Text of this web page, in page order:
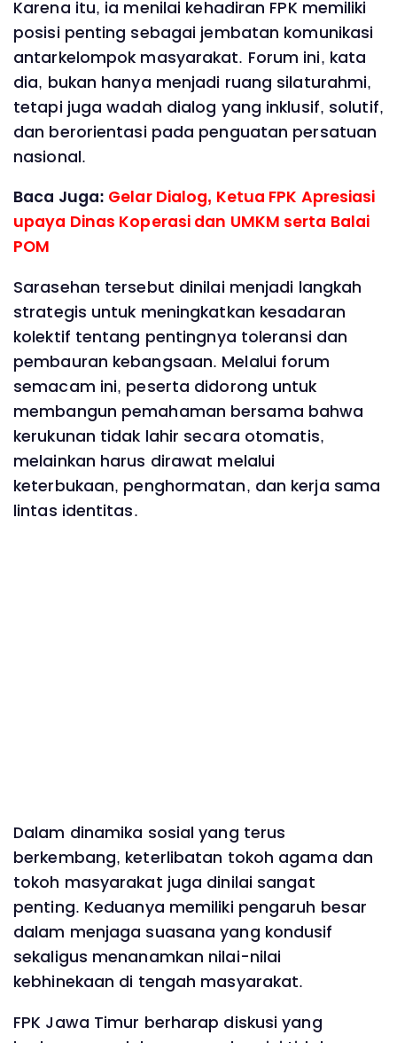
Karena itu, ia menilai kehadiran FPK memiliki
posisi penting sebagai jembatan komunikasi
antarkelompok masyarakat. Forum ini, kata
dia, bukan hanya menjadi ruang silaturahmi,
tetapi juga wadah dialog yang inklusif, solutif,
dan berorientasi pada penguatan persatuan
nasional.
Baca Juga: Gelar Dialog, Ketua FPK Apresiasi
upaya Dinas Koperasi dan UMKM serta Balai
POM
Sarasehan tersebut dinilai menjadi langkah
strategis untuk meningkatkan kesadaran
kolektif tentang pentingnya toleransi dan
pembauran kebangsaan. Melalui forum
semacam ini, peserta didorong untuk
membangun pemahaman bersama bahwa
kerukunan tidak lahir secara otomatis,
melainkan harus dirawat melalui
keterbukaan, penghormatan, dan kerja sama
lintas identitas.
Dalam dinamika sosial yang terus
berkembang, keterlibatan tokoh agama dan
tokoh masyarakat juga dinilai sangat
penting. Keduanya memiliki pengaruh besar
dalam menjaga suasana yang kondusif
sekaligus menanamkan nilai-nilai
kebhinekaan di tengah masyarakat.
FPK Jawa Timur berharap diskusi yang